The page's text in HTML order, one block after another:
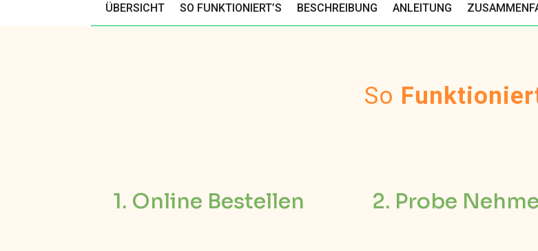
ÜBERSICHT SO FUNKTIONIERT’S BESCHREIBUNG ANLEITUNG
So
1. Online Bestellen 2. Probe